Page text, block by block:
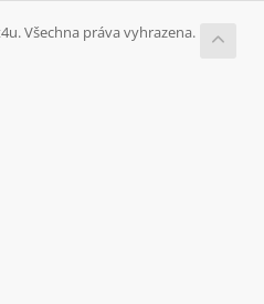
Všechna práva vyhrazena.